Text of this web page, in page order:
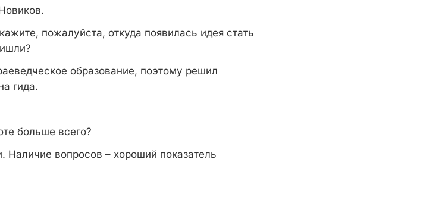
пожалуйста, откуда появилась идея стать
образование, поэтому решил
гида.
больше всего?
Наличие вопросов – хороший показатель